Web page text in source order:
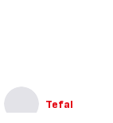
Tefal